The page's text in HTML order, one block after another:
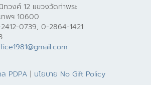
วงศ์ 12 แขวงวัดท่าพระ
ทพฯ 10600
0739, 0-2864-1421
PDPA | นโยบาย No Gift Policy